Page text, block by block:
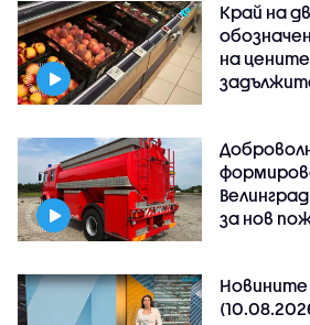
Край на
на
за нов
Новините